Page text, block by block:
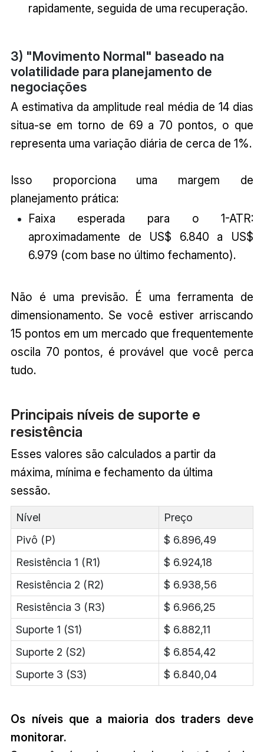
rapidamente, seguida de uma recuperação.
3) "Movimento Normal" baseado na
volatilidade para planejamento de
negociações
A estimativa da amplitude real média de 14 dias
situa-se em torno de 69 a 70 pontos, o que
representa uma variação diária de cerca de 1%.
Isso proporciona uma margem de
planejamento prática:
Faixa esperada para o 1-ATR:
aproximadamente de US$ 6.840 a US$
6.979 (com base no último fechamento).
Não é uma previsão. É uma ferramenta de
dimensionamento. Se você estiver arriscando
15 pontos em um mercado que frequentemente
oscila 70 pontos, é provável que você perca
tudo.
Principais níveis de suporte e
resistência
Esses valores são calculados a partir da
máxima, mínima e fechamento da última
sessão.
Nível
Preço
Pivô (P)
$ 6.896,49
Resistência 1 (R1)
$ 6.924,18
Resistência 2 (R2)
$ 6.938,56
Resistência 3 (R3)
$ 6.966,25
Suporte 1 (S1)
$ 6.882,11
Suporte 2 (S2)
$ 6.854,42
Suporte 3 (S3)
$ 6.840,04
Os níveis que a maioria dos traders deve
monitorar.